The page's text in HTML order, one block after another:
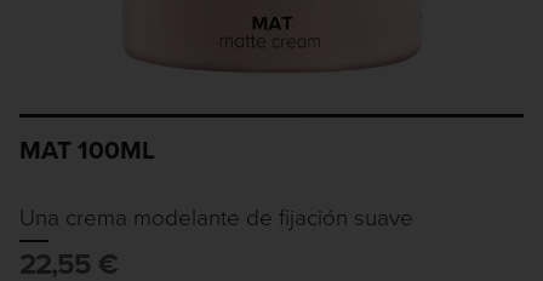
MAT 100ML
Una crema modelante de fijación suave
22,55 €